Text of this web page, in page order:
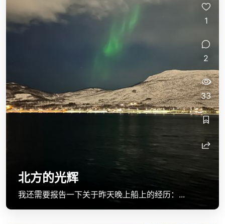
北方的光辉
我还需要报告一下关于昨天晚上船上的经历：...
1
2
33